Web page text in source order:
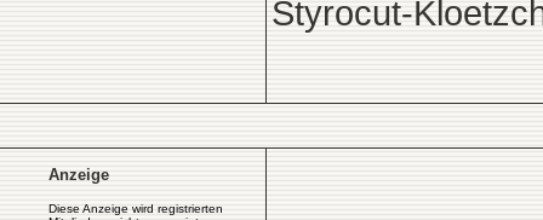
Styrocut-
Anzeige
Diese Anzeige wird registrierten